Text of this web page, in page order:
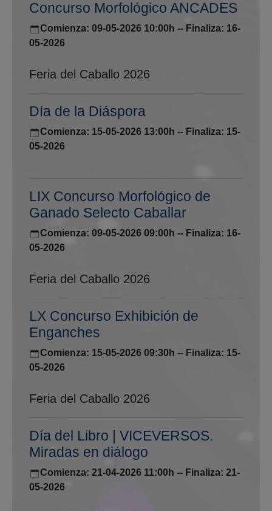
Concurso Morfológico ANCADES
Comienza: 09-05-2026 10:00h -- Finaliza: 16-
05-2026
Feria del Caballo 2026
Día de la Diáspora
Comienza: 15-05-2026 13:00h -- Finaliza: 15-
05-2026
LIX Concurso Morfológico de
Ganado Selecto Caballar
Comienza: 09-05-2026 09:00h -- Finaliza: 16-
05-2026
Feria del Caballo 2026
LX Concurso Exhibición de
Enganches
Comienza: 15-05-2026 09:30h -- Finaliza: 15-
05-2026
Feria del Caballo 2026
Día del Libro | VICEVERSOS.
Miradas en diálogo
Comienza: 21-04-2026 11:00h -- Finaliza: 21-
05-2026